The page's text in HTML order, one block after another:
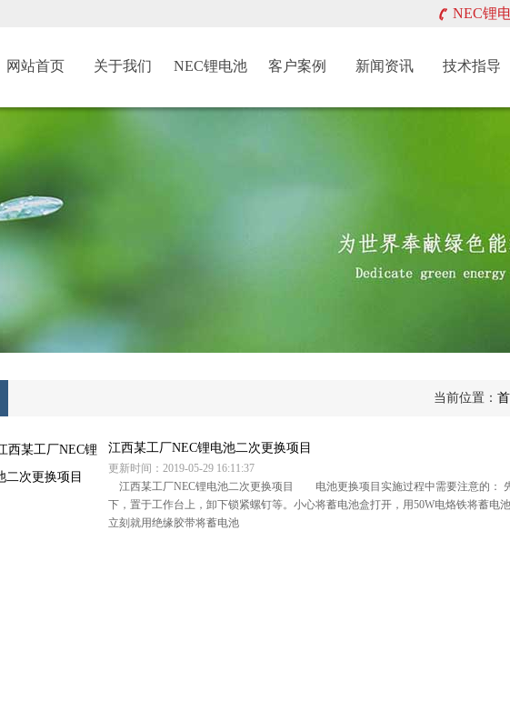
NEC锂
网站首页 关于我们 NEC锂电池 客户案例 新闻资讯 技术指导
当前位置：
江西某工厂NEC锂电池二次更换项目
更新时间：2019-05-29 16:11:37
江西某工厂NEC锂电池二次更换项目 电池更换项目实施过程中需要注意的：
下，置于工作台上，卸下锁紧螺钉等。小心将蓄电池盒打开，用50W电烙铁将蓄电
立刻就用绝缘胶带将蓄电池